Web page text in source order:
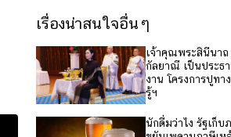
เรื่องน่าสนใจอื่นๆ
เจ้าคุณพระสินีนา
กัลยาณี เป็นประธ
งาน โครงการปูทา
รู้ฯ
นักดื่มว่าไง รัฐเก็บ